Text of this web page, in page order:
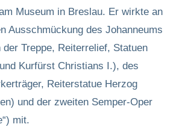
Museum in Breslau. Er wirkte an
Ausschmückung des Johanneums
der Treppe, Reiterrelief, Statuen
Kurfürst Christians I.), des
Reiterstatue Herzog
und der zweiten Semper-Oper
mit.